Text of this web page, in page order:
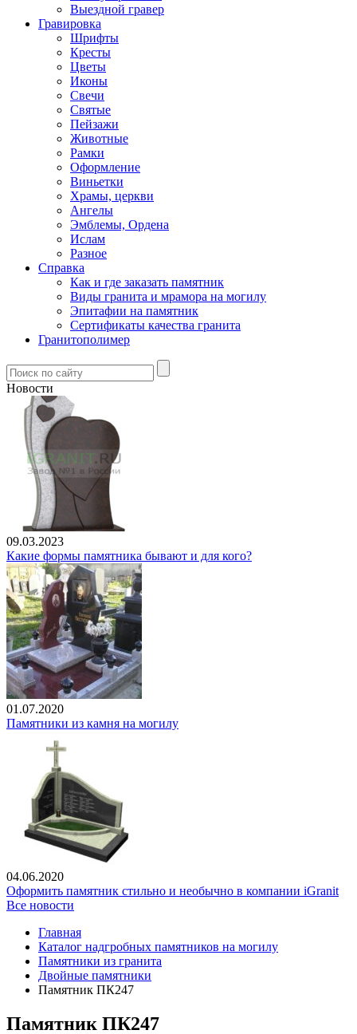
Выездной гравер
Гравировка
Шрифты
Кресты
Цветы
Иконы
Свечи
Святые
Пейзажи
Животные
Рамки
Оформление
Виньетки
Храмы, церкви
Ангелы
Эмблемы, Ордена
Ислам
Разное
Справка
Как и где заказать памятник
Виды гранита и мрамора на могилу
Эпитафии на памятник
Сертификаты качества гранита
Гранитополимер
Новости
09.03.2023
Какие формы памятника бывают и для кого?
01.07.2020
Памятники из камня на могилу
04.06.2020
Оформить памятник стильно и необычно в компании iGranit
Все новости
Главная
Каталог надгробных памятников на могилу
Памятники из гранита
Двойные памятники
Памятник ПК247
Памятник ПК247